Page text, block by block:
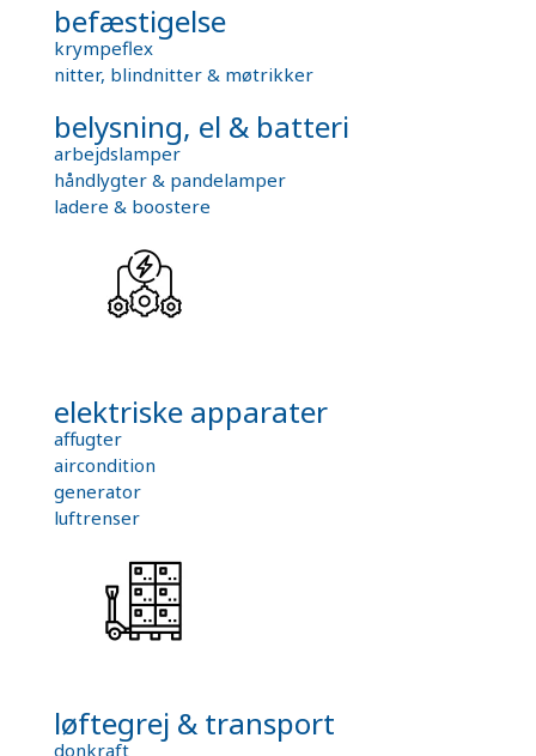
befæstigelse
krympeflex
nitter, blindnitter & møtrikker
belysning, el & batteri
arbejdslamper
håndlygter & pandelamper
ladere & boostere
elektriske apparater
affugter
aircondition
generator
luftrenser
løftegrej & transport
donkraft